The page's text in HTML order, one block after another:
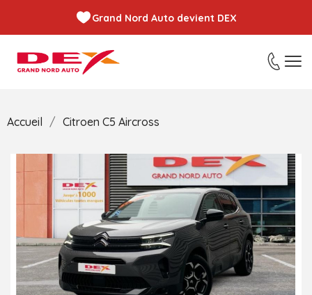
Grand Nord Auto devient DEX
Accueil Citroen C5 Aircross